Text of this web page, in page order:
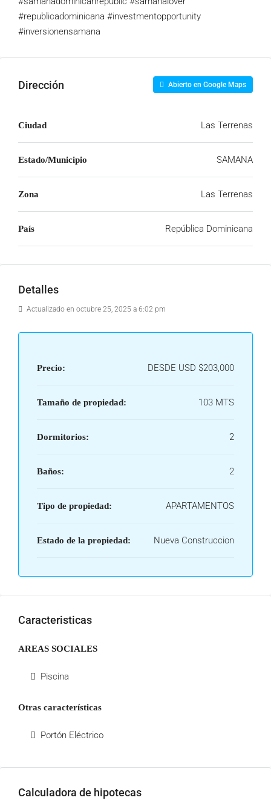
#republicadominicana #investmentopportunity
#inversionensamana
Dirección Abierto en Google Maps
Ciudad Las Terrenas
Estado/Municipio SAMANA
Zona Las Terrenas
País República Dominicana
Detalles
Actualizado en octubre 25, 2025 a 6:02 pm
Precio: DESDE USD $203,000
Tamaño de propiedad: 103 MTS
Dormitorios: 2
Baños: 2
Tipo de propiedad: APARTAMENTOS
Estado de la propiedad: Nueva Construccion
Caracteristicas
AREAS SOCIALES
Piscina
Otras características
Portón Eléctrico
Calculadora de hipotecas